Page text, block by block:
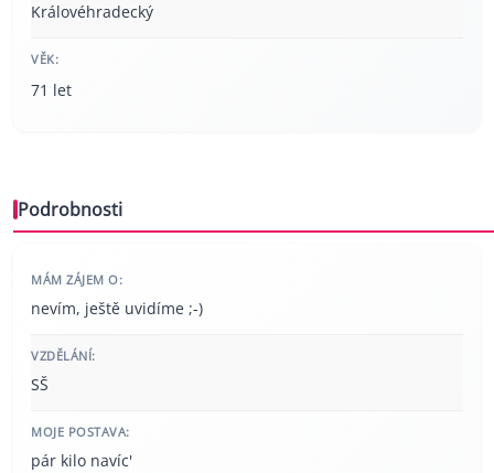
Královéhradecký
VĚK:
71 let
Podrobnosti
MÁM ZÁJEM O:
nevím, ještě uvidíme ;-)
VZDĚLÁNÍ:
SŠ
MOJE POSTAVA:
pár kilo navíc'